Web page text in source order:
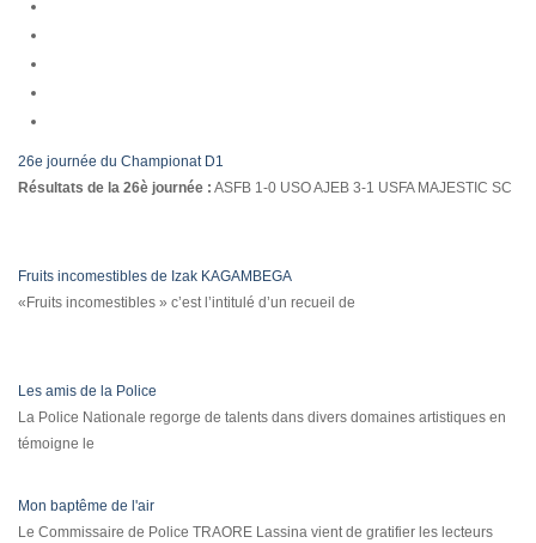
26e journée du Championat D1
Résultats de la 26è journée : ASFB 1-0 USO AJEB 3-1 USFA MAJESTIC SC
Fruits incomestibles de Izak KAGAMBEGA
«Fruits incomestibles » c’est l’intitulé d’un recueil de
Les amis de la Police
La Police Nationale regorge de talents dans divers domaines artistiques en
témoigne le
Mon baptême de l'air
Le Commissaire de Police TRAORE Lassina vient de gratifier les lecteurs